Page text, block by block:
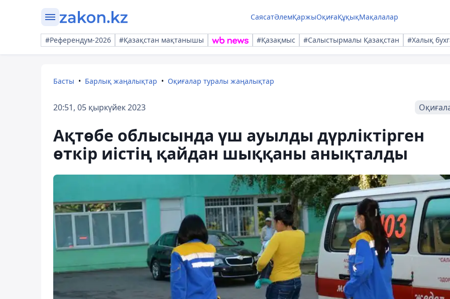
СаясатӘлемҚаржыОқиғаҚұқықМақалалар
#Референдум-2026 #Қазақстан мақтанышы #Қазақмыс #Салыстырмалы Қазақстан #Халық
Басты Барлық жаңалықтар Оқиғалар туралы жаңалықтар
20:51, 05 қыркүйек 2023
Ақтөбе облысында үш ауылды дүрліктірген
өткір иістің қайдан шыққаны анықталды